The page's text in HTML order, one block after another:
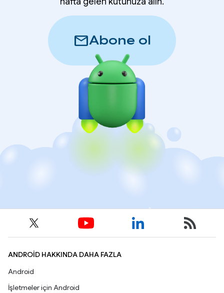
mailAbone ol
ANDROID HAKKINDA DAHA FAZLA
Android
İşletmeler için Android